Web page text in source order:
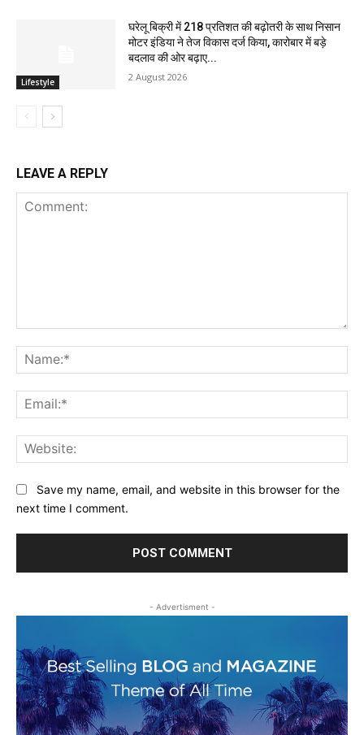
Lifestyle
घरेलू बिक्री में 218 प्रतिशत की बढ़ोतरी के साथ निसान
मोटर इंडिया ने तेज विकास दर्ज किया, कारोबार में बड़े
बदलाव की ओर बढ़ाए...
2 August 2026
LEAVE A REPLY
Save my name, email, and website in this browser for the
next time I comment.
- Advertisment -